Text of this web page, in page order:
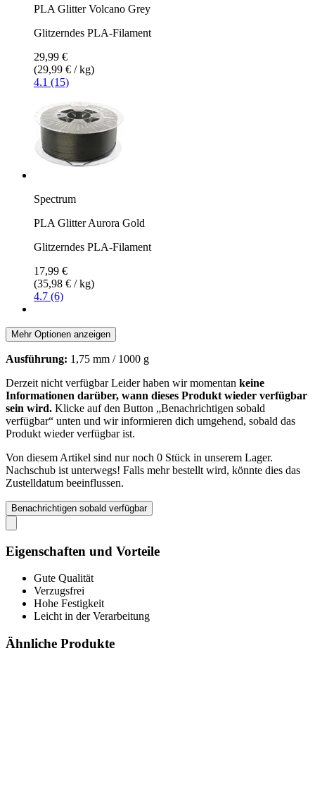
PLA Glitter Volcano Grey
Glitzerndes PLA-Filament
29,99 €
(29,99 € / kg)
4.1 (15)
Spectrum
PLA Glitter Aurora Gold
Glitzerndes PLA-Filament
17,99 €
(35,98 € / kg)
4.7 (6)
Mehr Optionen anzeigen
Ausführung: 1,75 mm / 1000 g
Derzeit nicht verfügbarLeider haben wir momentan keine
Informationen darüber, wann dieses Produkt wieder verfügbar
sein wird. Klicke auf den Button „Benachrichtigen sobald
verfügbar“ unten und wir informieren dich umgehend, sobald das
Produkt wieder verfügbar ist.
Von diesem Artikel sind nur noch 0 Stück in unserem Lager.
Nachschub ist unterwegs! Falls mehr bestellt wird, könnte dies das
Zustelldatum beeinflussen.
Benachrichtigen sobald verfügbar
Eigenschaften und Vorteile
Gute Qualität
Verzugsfrei
Hohe Festigkeit
Leicht in der Verarbeitung
Ähnliche Produkte